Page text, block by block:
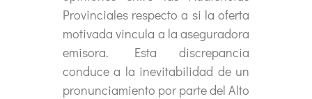
Provinciales respecto a si la oferta
motivada vincula a la aseguradora
emisora. Esta discrepancia
conduce a la inevitabilidad de un
pronunciamiento por parte del Alto